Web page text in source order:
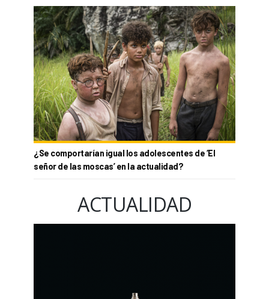
¿Se comportarían igual los adolescentes de ‘El
señor de las moscas’ en la actualidad?
ACTUALIDAD